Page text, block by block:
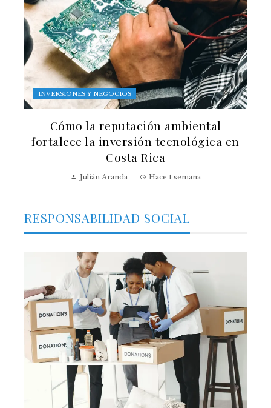
INVERSIONES Y NEGOCIOS
Cómo la reputación ambiental
fortalece la inversión tecnológica en
Costa Rica
Julián Aranda Hace 1 semana
RESPONSABILIDAD SOCIAL